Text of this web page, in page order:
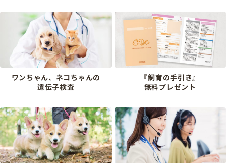
ワンちゃん、ネコちゃんの
遺伝子検査
『飼育の手引き』
無料プレゼント